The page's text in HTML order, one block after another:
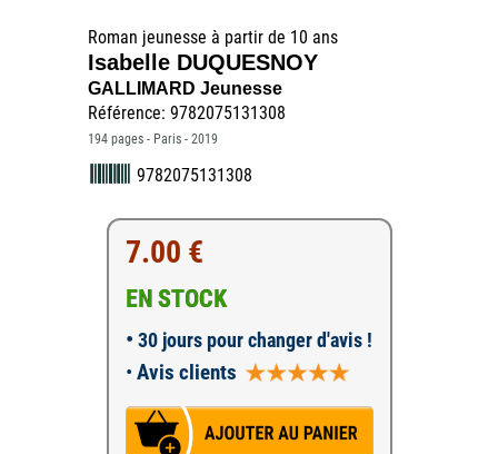
Roman jeunesse à partir de 10 ans
Isabelle DUQUESNOY
GALLIMARD Jeunesse
Référence: 9782075131308
194 pages - Paris - 2019
9782075131308
7.00 €
EN STOCK
• 30 jours pour changer d'avis !
• Avis clients